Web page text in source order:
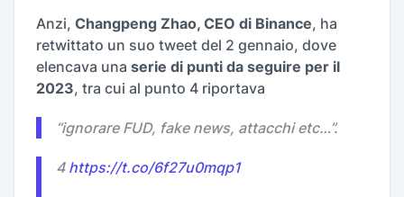
Anzi, Changpeng Zhao, CEO di Binance, ha
retwittato un suo tweet del 2 gennaio, dove
elencava una serie di punti da seguire per il
2023, tra cui al punto 4 riportava
“ignorare FUD, fake news, attacchi etc…”.
4 https://t.co/6f27u0mqp1